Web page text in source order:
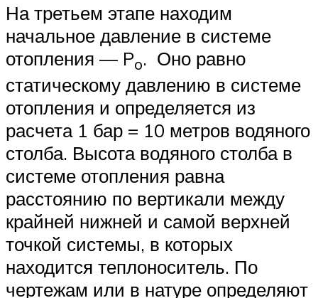
На третьем этапе находим
начальное давление в системе
отопления — Po. Оно равно
статическому давлению в системе
отопления и определяется из
расчета 1 бар = 10 метров водяного
столба. Высота водяного столба в
системе отопления равна
расстоянию по вертикали между
крайней нижней и самой верхней
точкой системы, в которых
находится теплоноситель. По
чертежам или в натуре определяют